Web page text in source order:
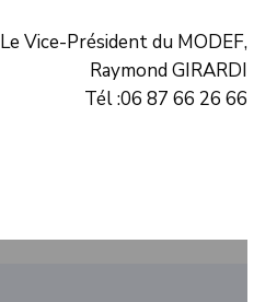
Le Vice-Président du MODEF,
Raymond GIRARDI
Tél :06 87 66 26 66